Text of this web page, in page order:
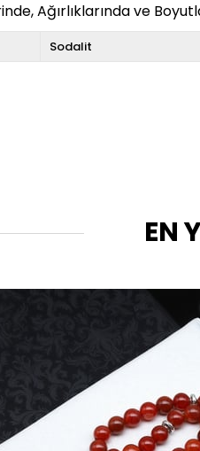
Ağırlıklarında ve
Sodalit
EN